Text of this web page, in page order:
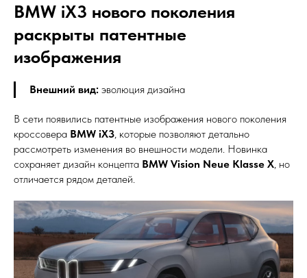
BMW iX3 нового поколения
раскрыты патентные
изображения
Внешний вид: эволюция дизайна
В сети появились патентные изображения нового поколения
кроссовера BMW iX3, которые позволяют детально
рассмотреть изменения во внешности модели. Новинка
сохраняет дизайн концепта BMW Vision Neue Klasse X, но
отличается рядом деталей.